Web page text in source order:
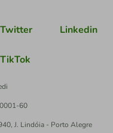
Twitter Linkedin
TikTok
60
J. Lindóia - Porto Alegre